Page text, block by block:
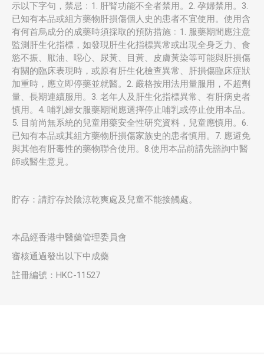
示以下字句，禁忌﹕1. 肝腎功能不全者禁用。2. 孕婦禁用。3.
已知有本品或組方藥物肝損傷個人史的患者不宜使用。使用含
有何首烏成分的成藥時須採取的預防措施﹕1. 服藥期間應注意
監測肝生化指標，如發現肝生化指標異常或出現全身乏力、食
慾不振、厭油、噁心、尿黃、目黃、皮膚黃染等可能與肝損傷
有關的臨床表現時，或原有肝生化檢查異常、肝損傷臨床症狀
加重時，應立即停藥並就醫。2. 嚴格按用法用量服用，不超劑
量、長期連續服用。3. 老年人及肝生化指標異常、有肝病史者
慎用。4. 哺乳婦女服藥期間應選擇停止哺乳或停止使用本品。
5. 目前尚無系統的兒童用藥安全性研究資料，兒童應慎用。6.
已知有本品或其組方藥物肝損傷家族史的患者慎用。7. 應避免
與其他有肝毒性的藥物聯合使用。8.使用本品前請先諮詢中醫
師或醫生意見。
貯存：請貯存於陰涼乾爽處及兒童不能接觸處。
本品經香港中醫藥管理委員會
審核通過發出以下中成藥
註冊編號：HKC-11527